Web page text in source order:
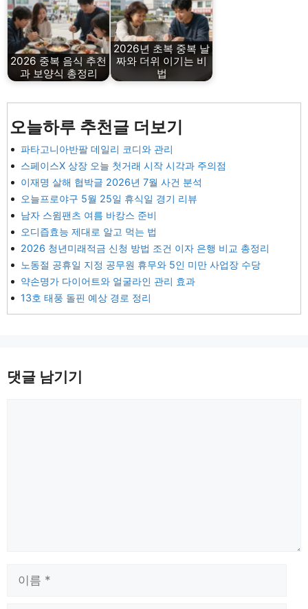
2026 중복 음식 추천
과 보양식 총정리
2026년 초복 중복 날
짜와 더위 이기는 비
법
오늘하루 추천글 더보기
파타고니아반팔 데일리 코디와 관리
스페이스X 상장 오늘 첫거래 시작 시각과 주의점
이재명 살해 협박글 2026년 7월 사건 분석
오늘프로야구 5월 25일 휴식일 경기 리뷰
남자 스윔팬츠 여름 바캉스 준비
오디즙효능 제대로 알고 먹는 법
2026 청년미래적금 신청 방법 조건 이자 은행 비교 총정리
노동절 공휴일 지정 공무원 휴무와 5인 미만 사업장 수당
약손명가 다이어트와 얼굴라인 관리 효과
13호 태풍 돌핀 예상 경로 정리
댓글 남기기